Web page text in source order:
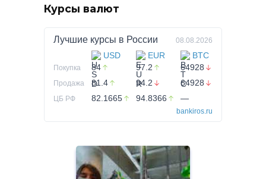
Курсы валют
Лучшие курсы в России 08.08.2026
USD EUR BTC
Покупка 84 97.2 64928
Продажа 81.4 94.2 64928
ЦБ РФ 82.1665 94.8366 —
bankiros.ru